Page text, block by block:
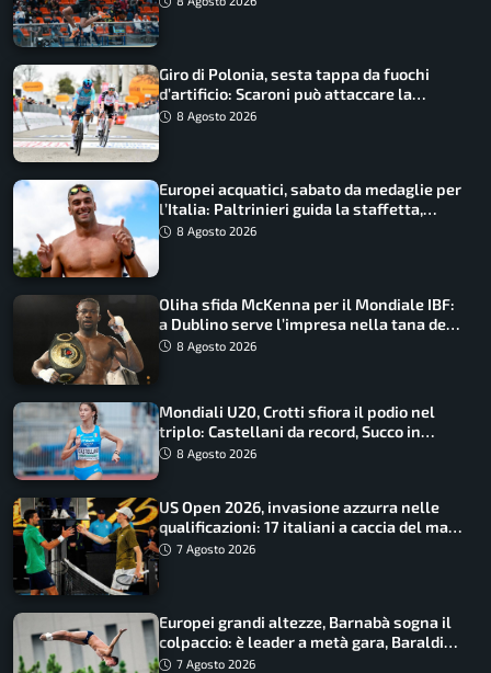
Giro di Polonia, sesta tappa da fuochi
d’artificio: Scaroni può attaccare la
maglia di Lemmen
8 Agosto 2026
Europei acquatici, sabato da medaglie per
l’Italia: Paltrinieri guida la staffetta,
Barnabà sogna l’oro dalle grandi altezze
8 Agosto 2026
Oliha sfida McKenna per il Mondiale IBF:
a Dublino serve l’impresa nella tana del
lupo8 Agosto 2026
Mondiali U20, Crotti sfiora il podio nel
triplo: Castellani da record, Succo in
finale
8 Agosto 2026
US Open 2026, invasione azzurra nelle
qualificazioni: 17 italiani a caccia del main
draw7 Agosto 2026
Europei grandi altezze, Barnabà sogna il
colpaccio: è leader a metà gara, Baraldi
ancora in corsa
7 Agosto 2026